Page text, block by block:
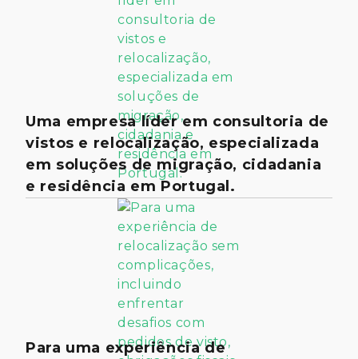
Uma empresa líder em consultoria de
vistos e relocalização, especializada
em soluções de migração, cidadania
e residência em Portugal.
Para uma experiência de